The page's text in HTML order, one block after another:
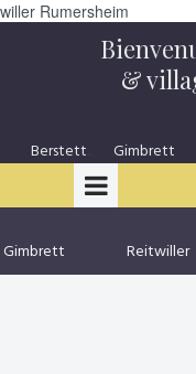
Rumersheim
&
Berstett
Gimbrett
Gimbrett Reitwiller